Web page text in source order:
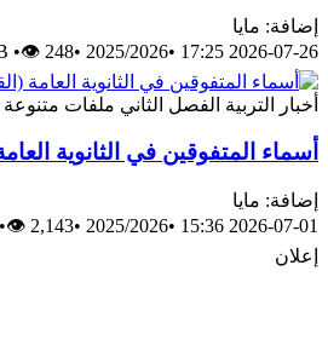
إضافة: مايا
2026-07-26 17:25
•
2025/2026
•
•👁 248
أخبار التربية الفصل الثاني ملفات متنوعة
أسماء المتفوقين في الثانوية
إضافة: مايا
2026-07-01 15:36
•
2025/2026
•
•👁 2,143
إعلان